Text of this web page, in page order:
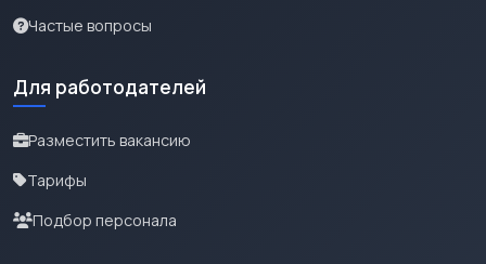
Частые вопросы
Для работодателей
Разместить вакансию
Тарифы
Подбор персонала